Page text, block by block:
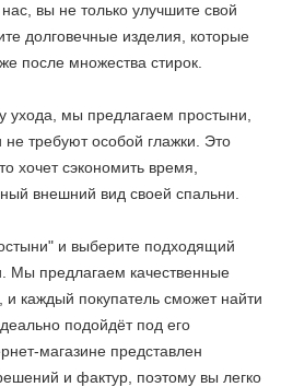
вы не только улучшите свой
долговечные изделия, которые
после множества стирок.
ухода, мы предлагаем простыни,
не требуют особой глажки. Это
хочет сэкономить время,
внешний вид своей спальни.
и выберите подходящий
Мы предлагаем качественные
каждый покупатель сможет найти
подойдёт под его
магазине представлен
и фактур, поэтому вы легко